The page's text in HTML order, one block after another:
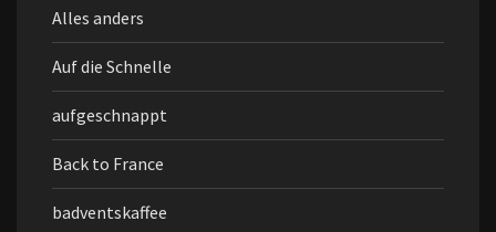
Alles anders
Auf die Schnelle
aufgeschnappt
Back to France
badventskaffee